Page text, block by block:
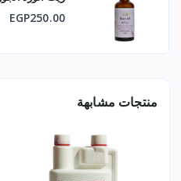
ناتج تقطير طبيعي 100% بدون أية إضافات
يُعبأ في عبوة داكنة غذائية
تشير الدراسات إلى أن
السيليكا والمعادن الدقيقة التي
EGP250.00
منتجات مشابهة